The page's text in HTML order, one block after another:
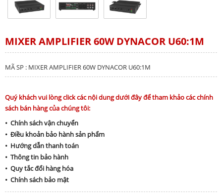
MIXER AMPLIFIER 60W DYNACOR U60:1M
MÃ SP : MIXER AMPLIFIER 60W DYNACOR U60:1M
Quý khách vui lòng click các nội dung dưới đây để tham khảo các chính
sách bán hàng của chúng tôi:
• Chính sách vận chuyển
• Điều khoản bảo hành sản phẩm
• Hướng dẫn thanh toán
• Thông tin bảo hành
• Quy tắc đổi hàng hóa
• Chính sách bảo mật